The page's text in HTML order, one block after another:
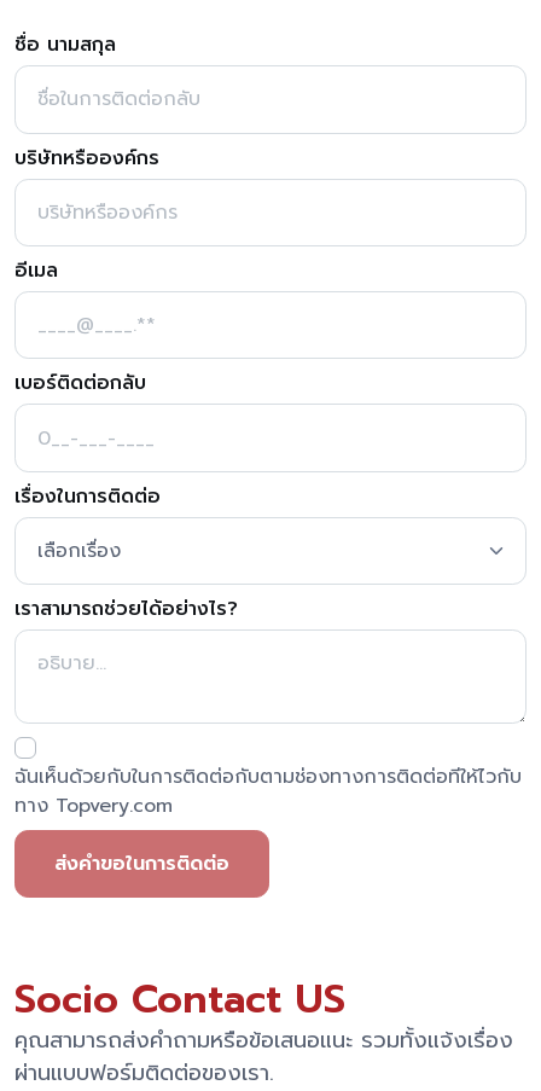
ชื่อ นามสกุล
บริษัทหรือองค์กร
อีเมล
เบอร์ติดต่อกลับ
เรื่องในการติดต่อ
เราสามารถช่วยได้อย่างไร?
ฉันเห็นด้วยกับในการติดต่อกับตามช่องทางการติดต่อทีให้ไวกับ
ทาง Topvery.com
ส่งคำขอในการติดต่อ
Socio Contact US
คุณสามารถส่งคำถามหรือข้อเสนอแนะ รวมทั้งแจ้งเรื่อง
ผ่านแบบฟอร์มติดต่อของเรา.